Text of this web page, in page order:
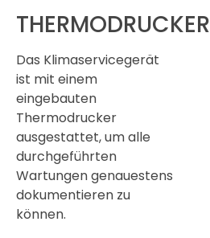
THERMODRUCKER
Das Klimaservicegerät
ist mit einem
eingebauten
Thermodrucker
ausgestattet, um alle
durchgeführten
Wartungen genauestens
dokumentieren zu
können.